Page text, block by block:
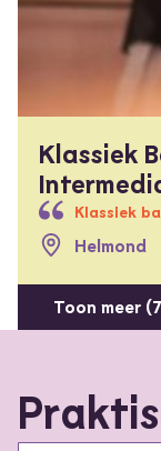
Klassiek
Klassiek
Helmond
Toon meer